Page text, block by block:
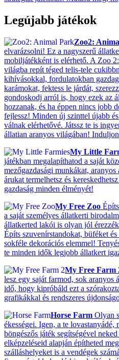
Legújabb játékok
Zoo2:
elvarázsolni! Ez a nagyszerű
mobiljátékként is elérhető. A Zoo
világba repít téged telis-tele
kihívásokkal, fordulatokban
karámokat, fektess le járdát,
gondoskodj arról is, hogy ezek az
hozzanak, és ha éppen nincs jobb
fejlessz! Minden új szinttel újabb
válnak elérhetővé. Játssz te is
állatian aranyos világában!
My Little
játékban megalapíthatod a saját
mezőgazdasági munkákat,
árukat termelhetsz és
gazdaság minden élményét!
My Free Zoo
a saját személyes állatkerti
állatkerted lakói is olyan jól
Építs szuvenírstandokat, büféket
sokféle dekorációs elemmel!
te minden idők legjobb állatkert
My Free Farm
lesz egy saját farmod, sok aranyos
idő, hogy kipróbáld ezt a
grafikákkal és rendszeres
Horse Farm Olyan
ékességei. Igen, a te
böngészős játék segítségével
elképzeléseid alapján építheted
szálláshelyeket is a vendégek